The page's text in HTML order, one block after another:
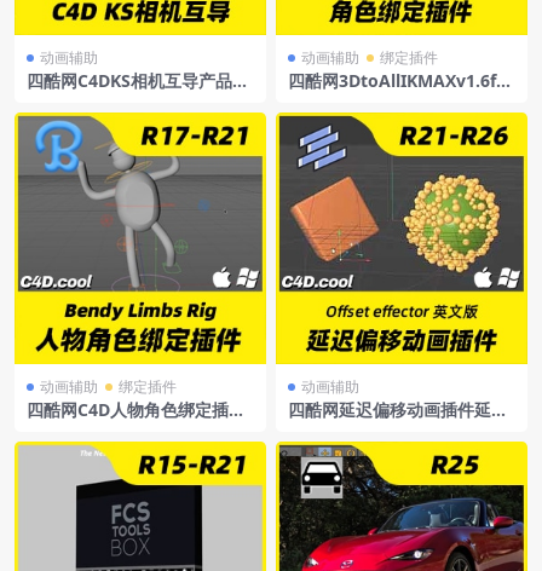
动画辅助
四酷网C4DKS相机互导产品动
动画辅助 绑定插件
四酷网3DtoAllIKMAXv1.6for
插件IKMAX1.6
动画辅助 绑定插件
四酷网C4D人物角色绑定插件
ac
动画辅助
四酷网延迟偏移动画插件延迟
R26Win/Mac英文版